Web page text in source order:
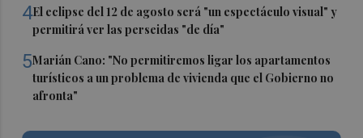
4El eclipse del 12 de agosto será "un espectáculo visual" y
permitirá ver las perseidas "de día"
5Marián Cano: "No permitiremos ligar los apartamentos
turísticos a un problema de vivienda que el Gobierno no
afronta"